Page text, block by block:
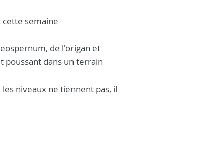
semaine
de l'origan et
poussant dans un terrain
niveaux ne tiennent pas, il